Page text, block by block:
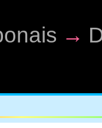
→